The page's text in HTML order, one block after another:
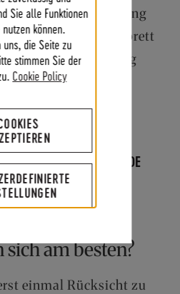
Sie alle Funktionen
können.
uns, die Seite zu
stimmen Sie der
Cookie Policy
Als er wiederkam, hing
das Armaturenbrett
die Türverkleidung
SPRAY FÜR HUNDE
am besten?
einmal Rücksicht zu